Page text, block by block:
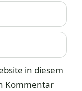
in diesem
Kommentar